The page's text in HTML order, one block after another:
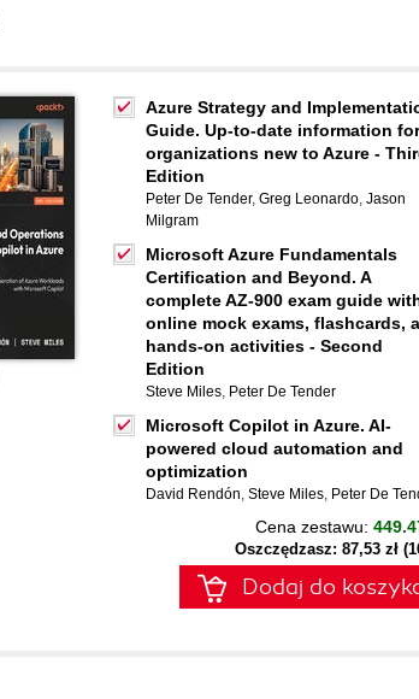
Azure Strategy and
Guide. Up-to-date information for
organizations new to Azure -
Edition
Peter De Tender, Greg Leonardo, Jason
Milgram
Microsoft Azure Fundamentals
Certification and Beyond. A
complete AZ-900 exam guide
online mock exams, flashcards,
hands-on activities - Second
Edition
Steve Miles, Peter De Tender
Microsoft Copilot in Azure. AI-
powered cloud automation and
optimization
David Rendón, Steve Miles, Peter De
Cena zestawu:
Oszczędzasz: 87,53 zł
Dodaj do